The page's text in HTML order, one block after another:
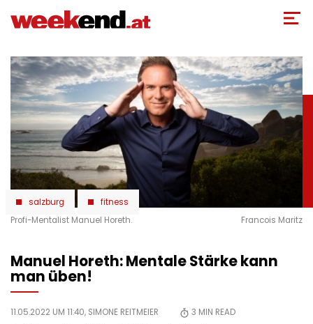
zum
salzburg
fitness
Profi-Mentalist Manuel Horeth.
Francois Maritz
Manuel Horeth: Mentale Stärke kann
man üben!
11.05.2022 UM 11:40, SIMONE REITMEIER 3 MIN READ